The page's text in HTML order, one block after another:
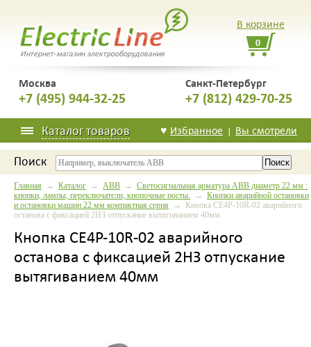
Интернет-магазин электрооборудования
Москва
+7 (495) 944-32-25
Санкт-Петербург
+7 (812) 429-70-25
В корзине
0
Каталог товаров ♥ Избранное | Вы смотрели
Поиск
Главная → Каталог → ABB → Светосигнальная арматура ABB диаметр 22 мм :
кнопки, лампы, переключатели, кнопочные посты. → Кнопки аварийной остановки
и остановки машин 22 мм компактная серия → Кнопка CE4P-10R-02 аварийного
останова с фиксацией 2НЗ отпускание вытягиванием 40мм
Кнопка CE4P-10R-02 аварийного
останова с фиксацией 2НЗ отпускание
вытягиванием 40мм